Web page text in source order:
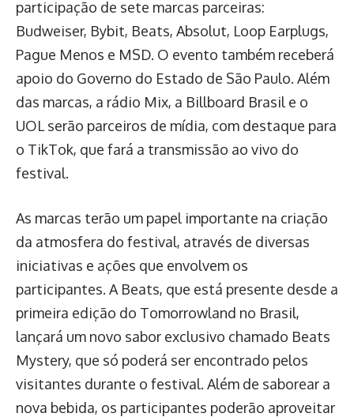
participação de sete marcas parceiras:
Budweiser, Bybit, Beats, Absolut, Loop Earplugs,
Pague Menos e MSD. O evento também receberá
apoio do Governo do Estado de São Paulo. Além
das marcas, a rádio Mix, a Billboard Brasil e o
UOL serão parceiros de mídia, com destaque para
o TikTok, que fará a transmissão ao vivo do
festival.
As marcas terão um papel importante na criação
da atmosfera do festival, através de diversas
iniciativas e ações que envolvem os
participantes. A Beats, que está presente desde a
primeira edição do Tomorrowland no Brasil,
lançará um novo sabor exclusivo chamado Beats
Mystery, que só poderá ser encontrado pelos
visitantes durante o festival. Além de saborear a
nova bebida, os participantes poderão aproveitar